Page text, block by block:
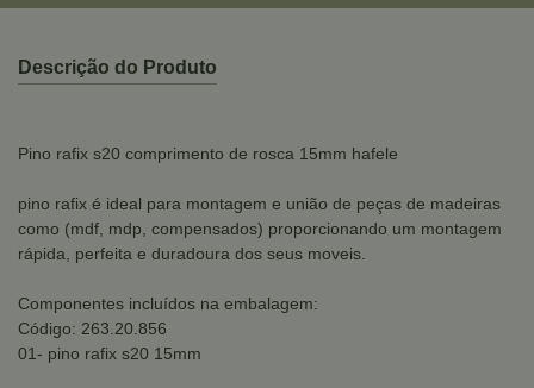
Descrição do Produto
Pino rafix s20 comprimento de rosca 15mm hafele
pino rafix é ideal para montagem e união de peças de madeiras
como (mdf, mdp, compensados) proporcionando um montagem
rápida, perfeita e duradoura dos seus moveis.
Componentes incluídos na embalagem:
Código: 263.20.856
01- pino rafix s20 15mm